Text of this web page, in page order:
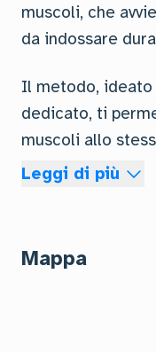
muscoli, che
da indossare
Il metodo, ideato
dedicato, ti
muscoli allo
Leggi di più
Mappa